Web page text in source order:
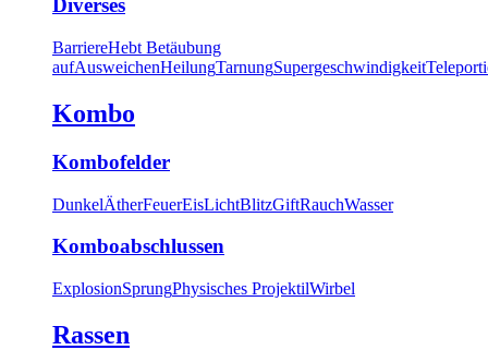
Diverses
BarriereHebt Betäubung
aufAusweichenHeilungTarnungSupergeschwindigkeit
Kombo
Kombofelder
DunkelÄtherFeuerEisLichtBlitzGiftRauchWasser
Komboabschlussen
ExplosionSprungPhysisches ProjektilWirbel
Rassen